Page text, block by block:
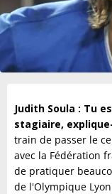
Judith Soula : Tu
stagiaire,
train de passer le
avec la Fédération
de pratiquer
de l'Olympique